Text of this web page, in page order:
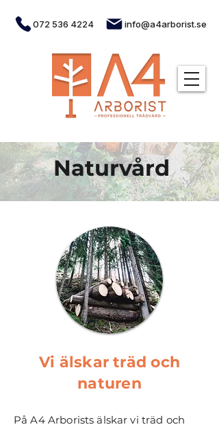
072 536 4224 info@a4arborist.se
Naturvård
Vi älskar träd och
naturen
På A4 Arborists älskar vi träd och